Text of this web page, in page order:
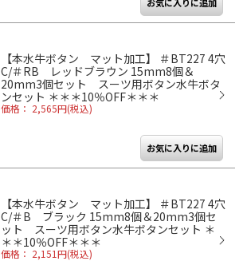
【本水牛ボタン マット加工】 ＃BT227 4穴
C/＃RB レッドブラウン 15mm8個＆
20mm3個セット スーツ用ボタン水牛ボタ
ンセット ＊＊＊10％OFF＊＊＊
価格： 2,565円(税込)
【本水牛ボタン マット加工】 ＃BT227 4穴
C/＃B ブラック 15mm8個＆20mm3個セ
ット スーツ用ボタン水牛ボタンセット ＊
＊＊10％OFF＊＊＊
価格： 2,151円(税込)